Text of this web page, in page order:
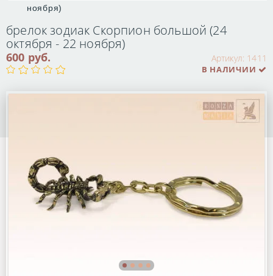
ноября)
брелок зодиак Скорпион большой (24
октября - 22 ноября)
Артикул: 1411
600 руб.
В НАЛИЧИИ